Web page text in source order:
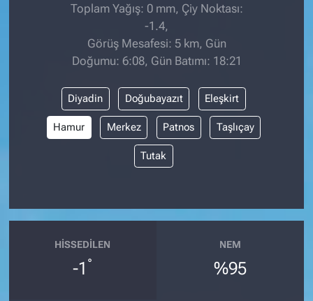
Toplam Yağış: 0 mm, Çiy Noktası:
-1.4,
Görüş Mesafesi: 5 km, Gün
Doğumu: 6:08, Gün Batımı: 18:21
Diyadin Doğubayazıt Eleşkirt
Hamur Merkez Patnos Taşlıçay
Tutak
HISSEDILEN
-1 °
NEM
%95